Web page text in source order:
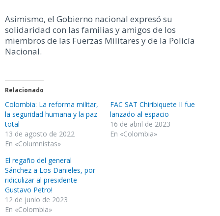
Asimismo, el Gobierno nacional expresó su
solidaridad con las familias y amigos de los
miembros de las Fuerzas Militares y de la Policía
Nacional.
Relacionado
Colombia: La reforma militar,
la seguridad humana y la paz
total
13 de agosto de 2022
En «Columnistas»
FAC SAT Chiribiquete II fue
lanzado al espacio
16 de abril de 2023
En «Colombia»
El regaño del general
Sánchez a Los Danieles, por
ridiculizar al presidente
Gustavo Petro!
12 de junio de 2023
En «Colombia»